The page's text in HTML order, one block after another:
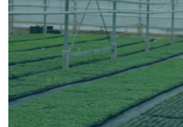
Борщевое, улица Лесная, д.
8 963 224 87 99
https://www.venev1.ru/
«ВЕНЕВ» питомник